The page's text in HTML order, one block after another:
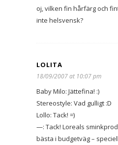
oj, vilken fin hårfärg och
inte helsvensk?
LOLITA
18/09/2007 at 10:07 pm
Baby Milo: Jättefina! :)
Stereostyle: Vad gulligt :D
Lollo: Tack! =)
—: Tack! Loreals
bästa i budgetväg –